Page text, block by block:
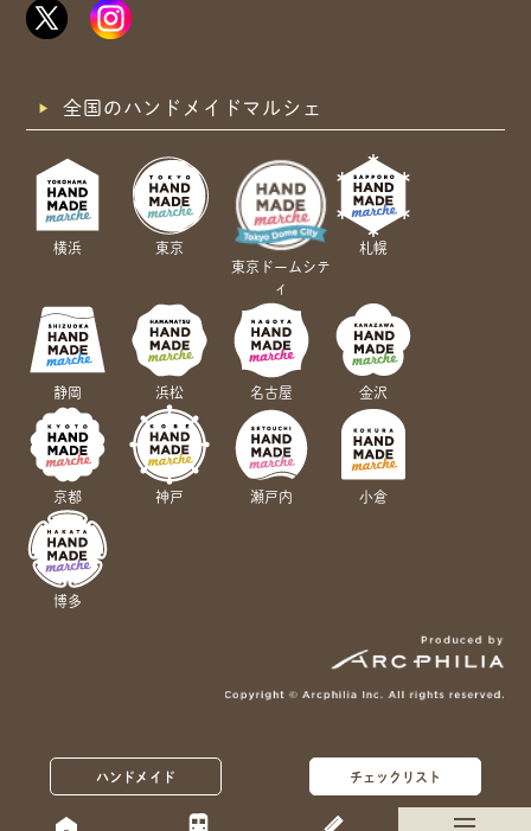
ハンドメイド チェックリスト
全国のハンドメイドマルシェ
横浜
東京
東京ドームシテ
ィ
札幌
静岡 浜松 名古屋 金沢
京都 神戸 瀬戸内 小倉
博多